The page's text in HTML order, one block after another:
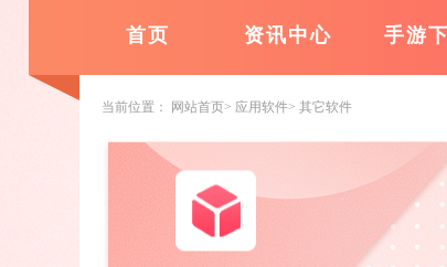
首页 资讯中心 手游
当前位置： 网站首页 应用软件 其它软件